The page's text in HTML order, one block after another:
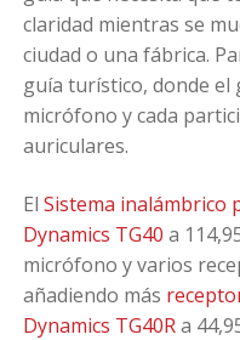
claridad mientras se
ciudad o una fábrica.
guía turístico, donde
micrófono y cada
auriculares.
ElSistema inalámbrico
Dynamics TG40 a
micrófono y varios
añadiendo más
Dynamics TG40Ra